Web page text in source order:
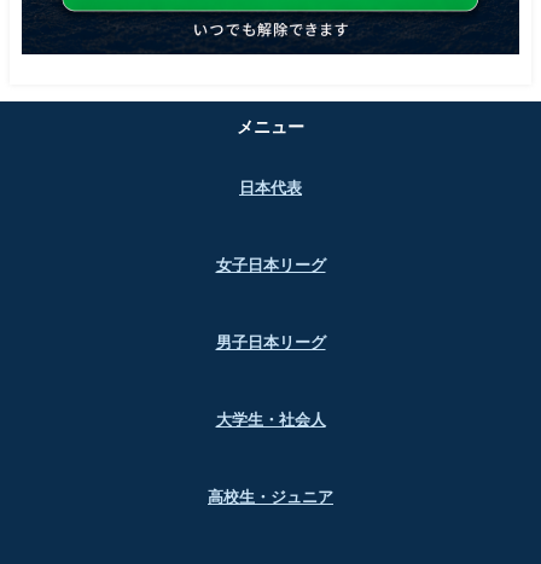
メニュー
日本代表
女子日本リーグ
男子日本リーグ
大学生・社会人
高校生・ジュニア